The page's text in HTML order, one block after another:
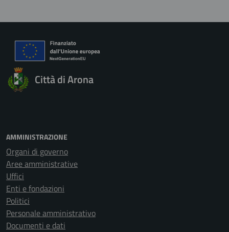
Città di Arona
AMMINISTRAZIONE
Organi di governo
Aree amministrative
Uffici
Enti e fondazioni
Politici
Personale amministrativo
Documenti e dati